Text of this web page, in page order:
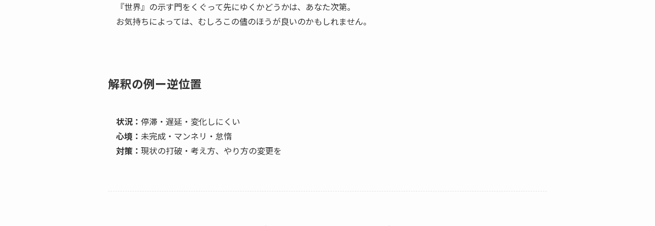
『世界』の示す門をくぐって先にゆくかどうかは、あなた次第。
お気持ちによっては、むしろこの儘のほうが良いのかもしれません。
解釈の例ー逆位置
状況： 停滞・遅延・変化しにくい
心境： 未完成・マンネリ・怠惰
対策： 現状の打破・考え方、やり方の変更を